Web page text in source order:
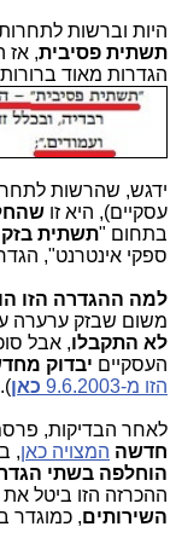
היות וברשות
תשתית פסיבית
הגדרות מאוד ברורות
ידגש, שהרשות
עסקיים), היא זו
בתחום "תשתית בזק
ספקי אינטרנט", הגדרה
למה ההגדרה הזו
משום שבזק ערערה
לא התקבלו, אבל
העסקיים יבדוק
הזו מ-9.6.2003
כאן).
לאחר הבדיקות,
חדשה המצויה כאן, ב-10.11.2004, שבו
הוחלפה בשתי
ההכרזה הזו ביטל
השירותים, כמוגדר